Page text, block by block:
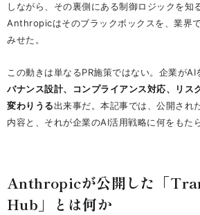
しながら、その裏側にある制御ロジックを知
Anthropicはそのブラックボックスを、業界
みせた。
この動きは単なるPR施策ではない。企業が
バナンス設計、コンプライアンス対応、リス
変わりうる出来事だ。本記事では、公開され
内容と、それが企業のAI活用戦略に何をもた
Anthropicが公開した「
Hub」とは何か